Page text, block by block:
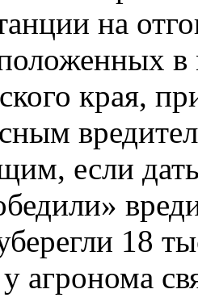
на
в
края,
если
18
агронома